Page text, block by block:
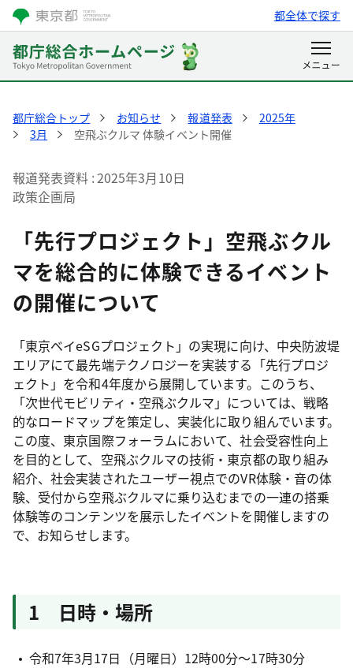
都全体で探す
都庁総合トップ お知らせ 報道発表
2025年
3月
空飛ぶクルマ 体験イベント開催
報道発表資料 2025年3月10日
政策企画局
「先行プロジェクト」空飛ぶクル
マを総合的に体験できるイベント
の開催について
「東京ベイeSGプロジェクト」の実現に向け、中央防波堤
エリアにて最先端テクノロジーを実装する「先行プロジ
ェクト」を令和4年度から展開しています。このうち、
「次世代モビリティ・空飛ぶクルマ」については、戦略
的なロードマップを策定し、実装化に取り組んでいます。
この度、東京国際フォーラムにおいて、社会受容性向上
を目的として、空飛ぶクルマの技術・東京都の取り組み
紹介、社会実装されたユーザー視点でのVR体験・音の体
験、受付から空飛ぶクルマに乗り込むまでの一連の搭乗
体験等のコンテンツを展示したイベントを開催しますの
で、お知らせします。
1 日時・場所
令和7年3月17日（月曜日）12時00分～17時30分